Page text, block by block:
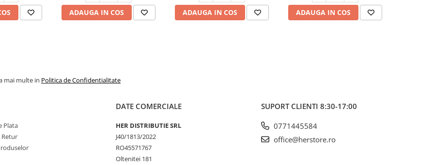
ADAUGA IN COS ADAUGA IN COS ADAUGA IN COS
mai multe in Politica de Confidentialitate
Plata
Retur
DATE COMERCIALE
HER DISTRIBUTIE SRL
J40/1813/2022
RO45571767
Oltenitei 181
SUPORT CLIENTI 8:30-17:00
0771445584
office@herstore.ro